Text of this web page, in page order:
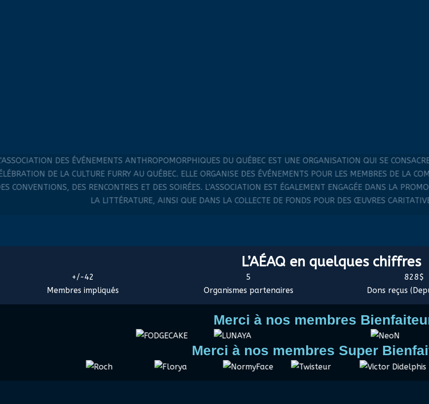
L’AÉAQ en quelques chiffres
42
Membres impliqués
5
Organismes partenaires
828
Dons reçus
Merci à nos membres
Merci à nos membres Super